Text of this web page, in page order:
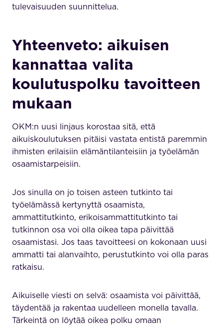
tulevaisuuden suunnittelua.
Yhteenveto: aikuisen
kannattaa valita
koulutuspolku tavoitteen
mukaan
OKM:n uusi linjaus korostaa sitä, että
aikuiskoulutuksen pitäisi vastata entistä paremmin
ihmisten erilaisiin elämäntilanteisiin ja työelämän
osaamistarpeisiin.
Jos sinulla on jo toisen asteen tutkinto tai
työelämässä kertynyttä osaamista,
ammattitutkinto, erikoisammattitutkinto tai
tutkinnon osa voi olla oikea tapa päivittää
osaamistasi. Jos taas tavoitteesi on kokonaan uusi
ammatti tai alanvaihto, perustutkinto voi olla paras
ratkaisu.
Aikuiselle viesti on selvä: osaamista voi päivittää,
täydentää ja rakentaa uudelleen monella tavalla.
Tärkeintä on löytää oikea polku omaan